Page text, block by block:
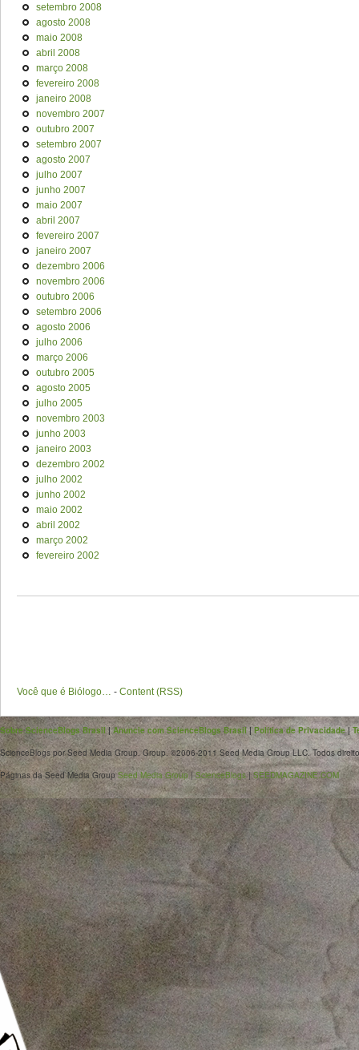
setembro 2008
agosto 2008
maio 2008
abril 2008
março 2008
fevereiro 2008
janeiro 2008
novembro 2007
outubro 2007
setembro 2007
agosto 2007
julho 2007
junho 2007
maio 2007
abril 2007
fevereiro 2007
janeiro 2007
dezembro 2006
novembro 2006
outubro 2006
setembro 2006
agosto 2006
julho 2006
março 2006
outubro 2005
agosto 2005
julho 2005
novembro 2003
junho 2003
janeiro 2003
dezembro 2002
julho 2002
junho 2002
maio 2002
abril 2002
março 2002
fevereiro 2002
Você que é Biólogo… - Content (RSS)
Sobre ScienceBlogs Brasil|Anuncie com ScienceBlogs Brasil| Política de Privacidade|
ScienceBlogs por Seed Media Group. Group. ©2006-2011 Seed Media Group LLC. Todos
Páginas da Seed Media GroupSeed Media Group|ScienceBlogs|SEEDMAGAZINE.COM